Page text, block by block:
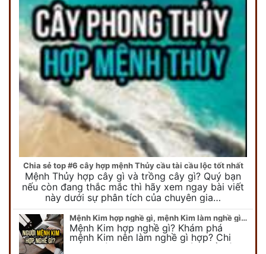
Chia sẻ top #6 cây hợp mệnh Thủy cầu tài cầu lộc tốt nhất
Mệnh Thủy hợp cây gì và trồng cây gì? Quý bạn
nếu còn đang thắc mắc thì hãy xem ngay bài viết
này dưới sự phân tích của chuyên gia…
Mệnh Kim hợp nghề gì, mệnh Kim làm nghề gì để #Phát Tài Lộc
Mệnh Kim hợp nghề gì? Khám phá
mệnh Kim nên làm nghề gì hợp? Chi
tiết người mang kim hợp với nghề gì sẽ